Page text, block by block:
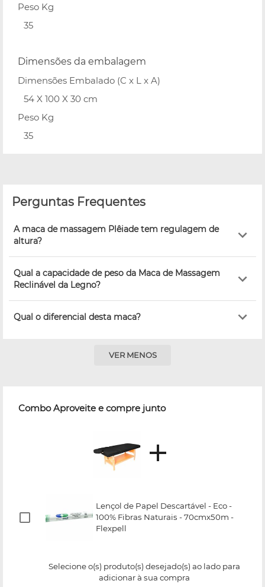
Peso Kg
35
Dimensões da embalagem
Dimensões Embalado (C x L x A)
54 X 100 X 30 cm
Peso Kg
35
Perguntas Frequentes
A maca de massagem Plêiade tem regulagem de
altura?
Qual a capacidade de peso da Maca de Massagem
Reclinável da Legno?
Qual o diferencial desta maca?
VER MENOS
Combo Aproveite e compre junto
Lençol de Papel Descartável - Eco -
100% Fibras Naturais - 70cmx50m -
Flexpell
Selecione o(s) produto(s) desejado(s) ao lado para
adicionar à sua compra